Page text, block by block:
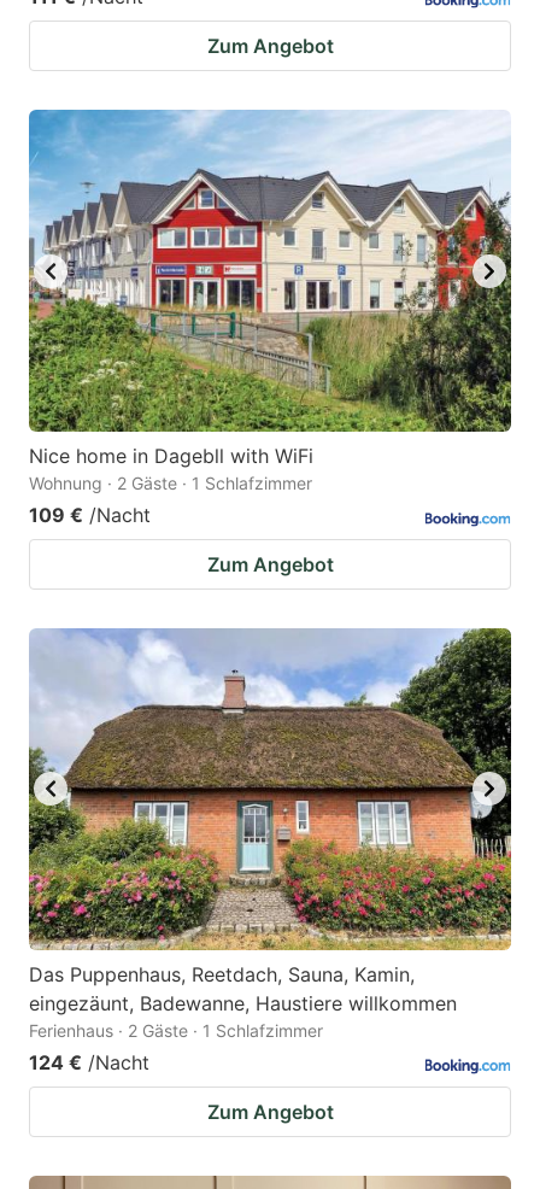
Zum Angebot
Nice home in Dagebll with WiFi
Wohnung · 2 Gäste · 1 Schlafzimmer
109 € /Nacht
Zum Angebot
Das Puppenhaus, Reetdach, Sauna, Kamin,
eingezäunt, Badewanne, Haustiere willkommen
Ferienhaus · 2 Gäste · 1 Schlafzimmer
124 € /Nacht
Zum Angebot